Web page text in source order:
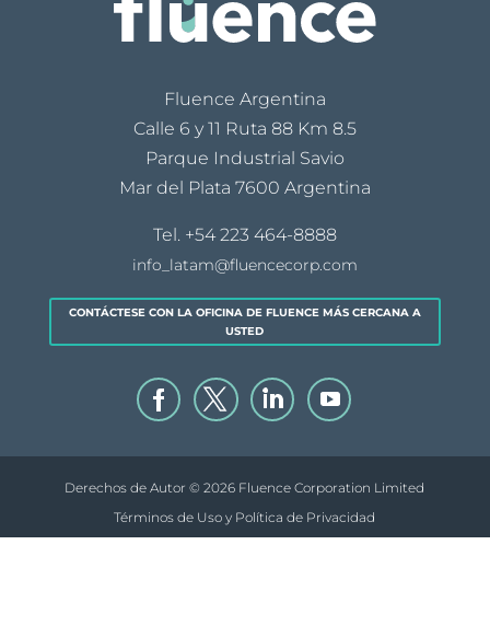
Fluence Argentina
Calle 6 y 11 Ruta 88 Km 8.5
Parque Industrial Savio
Mar del Plata 7600 Argentina
Tel. +54 223 464-8888
info_latam@fluencecorp.com
CONTÁCTESE CON LA OFICINA DE FLUENCE MÁS CERCANA A
USTED
Derechos de Autor © 2026 Fluence Corporation Limited
Términos de Uso y Política de Privacidad